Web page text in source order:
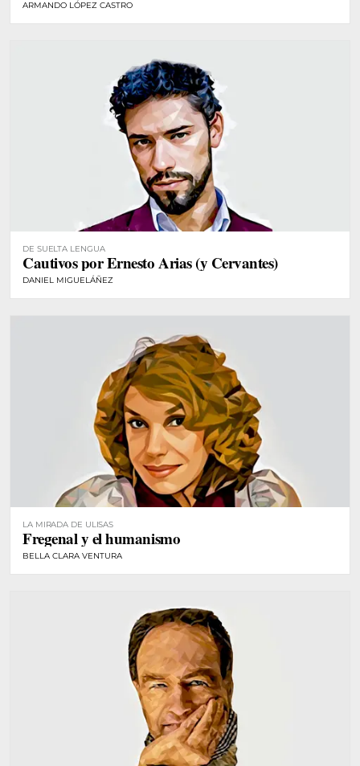
ARMANDO LÓPEZ CASTRO
DE SUELTA LENGUA
Cautivos por Ernesto Arias (y Cervantes)
DANIEL MIGUELÁÑEZ
LA MIRADA DE ULISAS
Fregenal y el humanismo
BELLA CLARA VENTURA